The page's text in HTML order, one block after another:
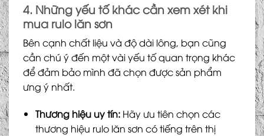
4. Những yếu tố khác cần xem xét khi
mua rulo lăn sơn
Bên cạnh chất liệu và độ dài lông, bạn cũng
cần chú ý đến một vài yếu tố quan trọng khác
để đảm bảo mình đã chọn được sản phẩm
ưng ý nhất.
Thương hiệu uy tín:Hãy ưu tiên chọn các
thương hiệu rulo lăn sơn có tiếng trên thị